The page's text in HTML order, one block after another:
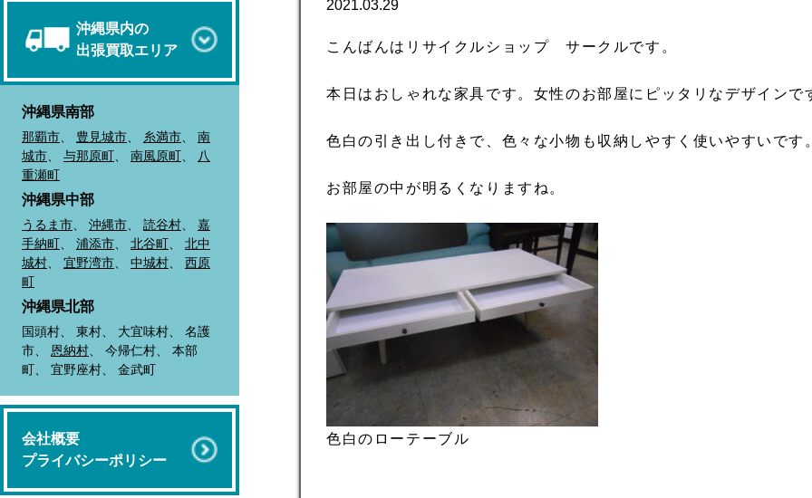
沖縄県内の
出張買取エリア
沖縄県南部
那覇市、 豊見城市、 糸満市、 南
城市、 与那原町、 南風原町、
八
重瀬町
沖縄県中部
うるま市、 沖縄市、 読谷村、 嘉
手納町、 浦添市、 北谷町、 北中
城村、 宜野湾市、 中城村、 西原
町
沖縄県北部
国頭村、 東村、 大宜味村、 名護
市、 恩納村、 今帰仁村、 本部
町、 宜野座村、 金武町
会社概要
プライバシーポリシー
2021.03.29
こんばんはリサイクルショップ サークルです。
本日はおしゃれな家具です。女性のお部屋にピッタリなデザインで
色白の引き出し付きで、色々な小物も収納しやすく使いやすいです
お部屋の中が明るくなりますね。
色白のローテーブル